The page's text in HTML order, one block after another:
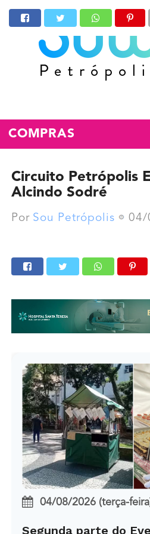
COMPRAS
Circuito Petrópolis
Alcindo Sodré
Por Sou Petrópolis 04/
04/08/2026 (terça-
Segunda parte do